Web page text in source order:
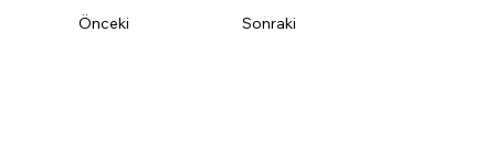
Önceki Sonraki